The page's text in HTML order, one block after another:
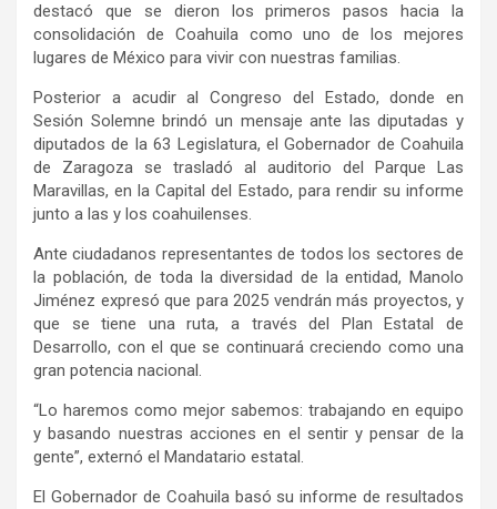
destacó que se dieron los primeros pasos hacia la
consolidación de Coahuila como uno de los mejores
lugares de México para vivir con nuestras familias.
Posterior a acudir al Congreso del Estado, donde en
Sesión Solemne brindó un mensaje ante las diputadas y
diputados de la 63 Legislatura, el Gobernador de Coahuila
de Zaragoza se trasladó al auditorio del Parque Las
Maravillas, en la Capital del Estado, para rendir su informe
junto a las y los coahuilenses.
Ante ciudadanos representantes de todos los sectores de
la población, de toda la diversidad de la entidad, Manolo
Jiménez expresó que para 2025 vendrán más proyectos, y
que se tiene una ruta, a través del Plan Estatal de
Desarrollo, con el que se continuará creciendo como una
gran potencia nacional.
“Lo haremos como mejor sabemos: trabajando en equipo
y basando nuestras acciones en el sentir y pensar de la
gente”, externó el Mandatario estatal.
El Gobernador de Coahuila basó su informe de resultados